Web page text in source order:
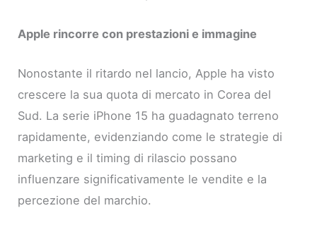
Apple rincorre con prestazioni e immagine
Nonostante il ritardo nel lancio, Apple ha visto
crescere la sua quota di mercato in Corea del
Sud. La serie iPhone 15 ha guadagnato terreno
rapidamente, evidenziando come le strategie di
marketing e il timing di rilascio possano
influenzare significativamente le vendite e la
percezione del marchio.